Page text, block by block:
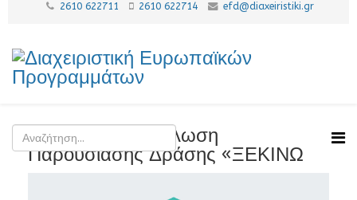
2610 622711 2610 622714 efd@diaxeiristiki.gr
Κόρινθος - Εκδήλωση
Παρουσίασης Δράσης «ΞΕΚΙΝΩ